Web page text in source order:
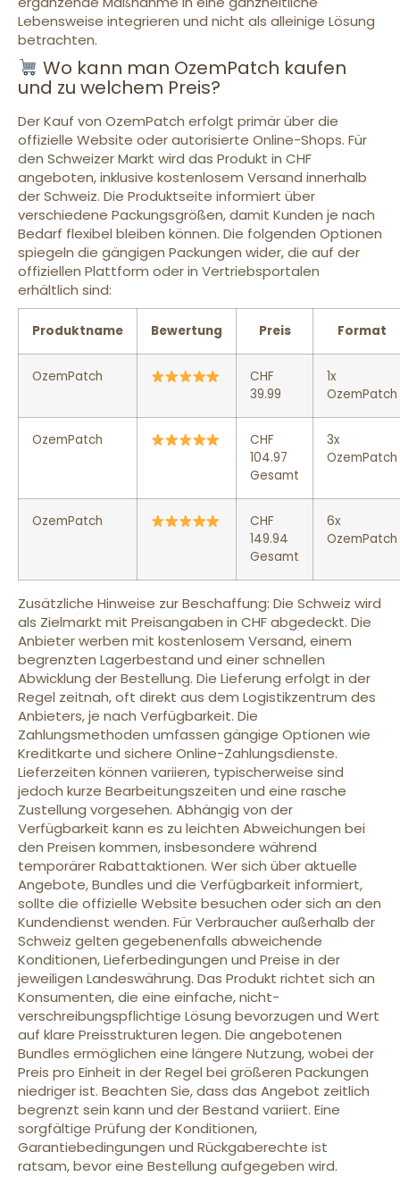
Lebensweise integrieren und nicht als alleinige Lösung
betrachten.
Wo kann man OzemPatch kaufen
und zu welchem Preis?
Der Kauf von OzemPatch erfolgt primär über die
offizielle Website oder autorisierte Online-Shops. Für
den Schweizer Markt wird das Produkt in CHF
angeboten, inklusive kostenlosem Versand innerhalb
der Schweiz. Die Produktseite informiert über
verschiedene Packungsgrößen, damit Kunden je nach
Bedarf flexibel bleiben können. Die folgenden Optionen
spiegeln die gängigen Packungen wider, die auf der
offiziellen Plattform oder in Vertriebsportalen
erhältlich sind:
Produktname Bewertung Preis Format
OzemPatch
CHF
39.99
1x
OzemPatch
OzemPatch
CHF
104.97
Gesamt
3x
OzemPatch
OzemPatch
CHF
149.94
Gesamt
6x
OzemPatch
Zusätzliche Hinweise zur Beschaffung: Die Schweiz wird
als Zielmarkt mit Preisangaben in CHF abgedeckt. Die
Anbieter werben mit kostenlosem Versand, einem
begrenzten Lagerbestand und einer schnellen
Abwicklung der Bestellung. Die Lieferung erfolgt in der
Regel zeitnah, oft direkt aus dem Logistikzentrum des
Anbieters, je nach Verfügbarkeit. Die
Zahlungsmethoden umfassen gängige Optionen wie
Kreditkarte und sichere Online-Zahlungsdienste.
Lieferzeiten können variieren, typischerweise sind
jedoch kurze Bearbeitungszeiten und eine rasche
Zustellung vorgesehen. Abhängig von der
Verfügbarkeit kann es zu leichten Abweichungen bei
den Preisen kommen, insbesondere während
temporärer Rabattaktionen. Wer sich über aktuelle
Angebote, Bundles und die Verfügbarkeit informiert,
sollte die offizielle Website besuchen oder sich an den
Kundendienst wenden. Für Verbraucher außerhalb der
Schweiz gelten gegebenenfalls abweichende
Konditionen, Lieferbedingungen und Preise in der
jeweiligen Landeswährung. Das Produkt richtet sich an
Konsumenten, die eine einfache, nicht-
verschreibungspflichtige Lösung bevorzugen und Wert
auf klare Preisstrukturen legen. Die angebotenen
Bundles ermöglichen eine längere Nutzung, wobei der
Preis pro Einheit in der Regel bei größeren Packungen
niedriger ist. Beachten Sie, dass das Angebot zeitlich
begrenzt sein kann und der Bestand variiert. Eine
sorgfältige Prüfung der Konditionen,
Garantiebedingungen und Rückgaberechte ist
ratsam, bevor eine Bestellung aufgegeben wird.